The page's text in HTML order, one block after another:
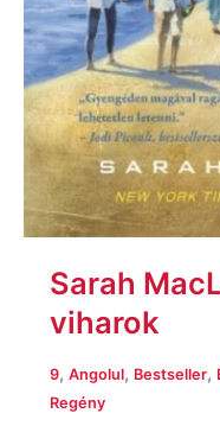
Sarah
viharok
9, Angolul, Bestseller,
Regény